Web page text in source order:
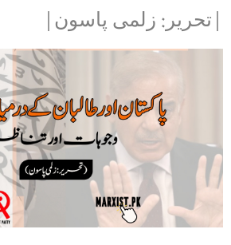
|تحریر: زلمی پاسون|